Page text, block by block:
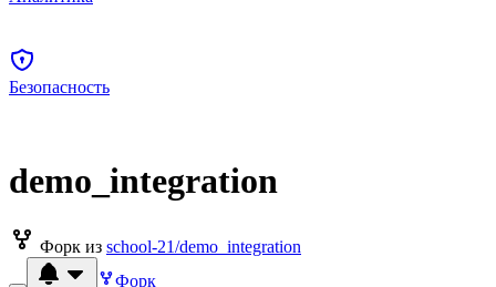
Безопасность
demo_integration
Форк из school-21/demo_integration
Форк